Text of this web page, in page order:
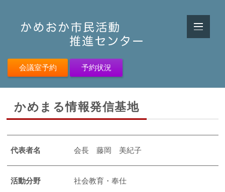
会議室予約 予約状況
かめまる情報発信基地
代表者名 会長 藤岡 美紀子
活動分野 社会教育・奉仕